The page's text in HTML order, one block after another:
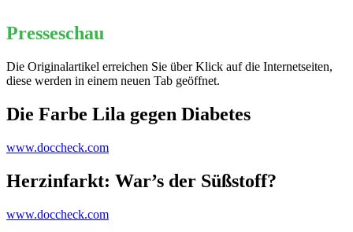
Presseschau
Die Originalartikel erreichen Sie über Klick auf die Internetseiten,
diese werden in einem neuen Tab geöffnet.
Die Farbe Lila gegen Diabetes
www.doccheck.com
Herzinfarkt: War’s der Süßstoff?
www.doccheck.com